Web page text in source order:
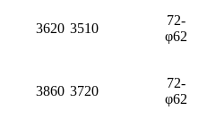
3620 3510
72-
φ62
3860 3720
72-
φ62